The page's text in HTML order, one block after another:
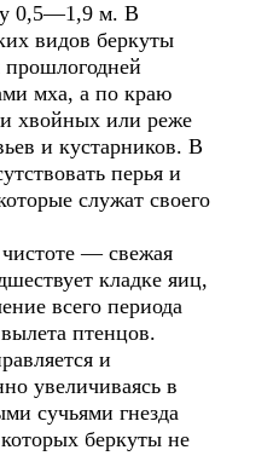
0,5—1,9 м. В
видов беркуты
прошлогодней
мха, а по краю
хвойных или реже
и кустарников. В
перья и
служат своего
— свежая
кладке яиц,
всего периода
птенцов.
и
увеличиваясь в
сучьями гнезда
беркуты не